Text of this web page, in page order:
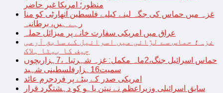
منظور؛ امریکا غیر حاضر
غزہ میں حماس کی جگہ لینے کیلیے فلسطین اتھارٹی کو منا
رہے ہیں، برطانیہ
عراق میں امریکی سفارت خانے پر میزائل حملہ
غزہ؛ حماس سے لڑائی میں اسرائیل کے سابق آرمی
چیف کا بیٹا ہلاک
حماس اسرائیل جنگ،2ماہ مکمل: غزہ شہرتباہ،7ہزاربچوں
سمیت16ہزارفلسطینی شہید
امریکی صدر کے بیٹے پر فردجرم عائد
سابق اسرائیلی وزیراعظم نے نیتن یاہو کو دہشتگرد قرار